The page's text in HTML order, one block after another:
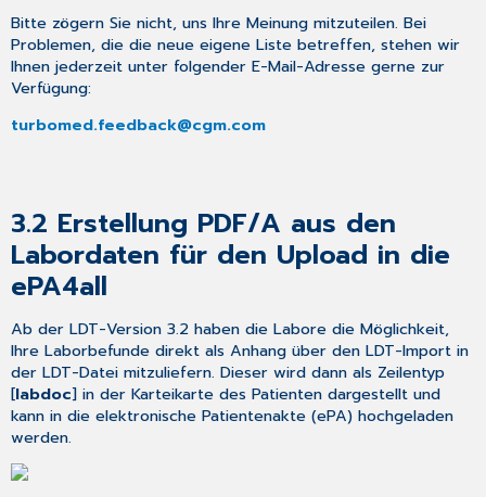
Bitte zögern Sie nicht, uns Ihre Meinung mitzuteilen. Bei
Problemen, die die neue eigene Liste betreffen, stehen wir
Ihnen jederzeit unter folgender E-Mail-Adresse gerne zur
Verfügung:
turbomed.feedback@cgm.com
3.2 Erstellung PDF/A aus den
Labordaten für den Upload in die
ePA4all
Ab der LDT-Version 3.2 haben die Labore die Möglichkeit,
Ihre Laborbefunde direkt als Anhang über den LDT-Import in
der LDT-Datei mitzuliefern. Dieser wird dann als Zeilentyp
[labdoc] in der Karteikarte des Patienten dargestellt und
kann in die elektronische Patientenakte (ePA) hochgeladen
werden.